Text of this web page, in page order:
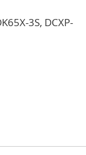
3S, DCXP-